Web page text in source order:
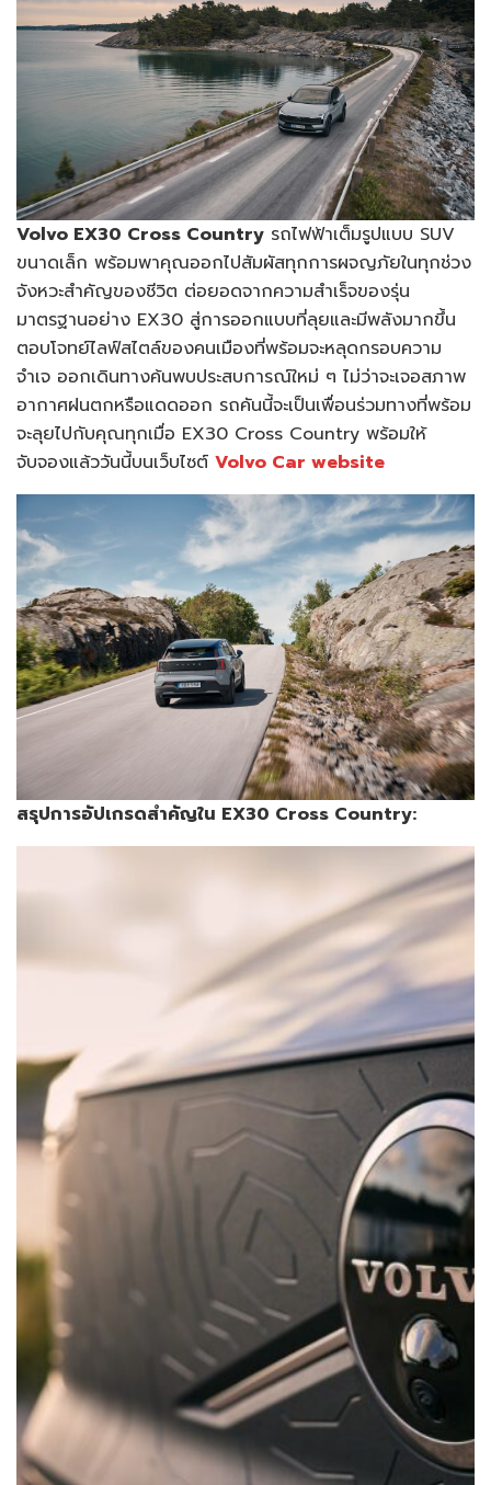
Volvo EX30 Cross Country รถไฟฟ้าเต็มรูปแบบ SUV
ขนาดเล็ก พร้อมพาคุณออกไปสัมผัสทุกการผจญภัยในทุกช่วง
จังหวะสำคัญของชีวิต ต่อยอดจากความสำเร็จของรุ่น
มาตรฐานอย่าง EX30 สู่การออกแบบที่ลุยและมีพลังมากขึ้น
ตอบโจทย์ไลฟ์สไตล์ของคนเมืองที่พร้อมจะหลุดกรอบความ
จำเจ ออกเดินทางค้นพบประสบการณ์ใหม่ ๆ ไม่ว่าจะเจอสภาพ
อากาศฝนตกหรือแดดออก รถคันนี้จะเป็นเพื่อนร่วมทางที่พร้อม
จะลุยไปกับคุณทุกเมื่อ EX30 Cross Country พร้อมให้
จับจองแล้ววันนี้บนเว็บไซต์ Volvo Car website
สรุปการอัปเกรดสำคัญใน EX30 Cross Country: